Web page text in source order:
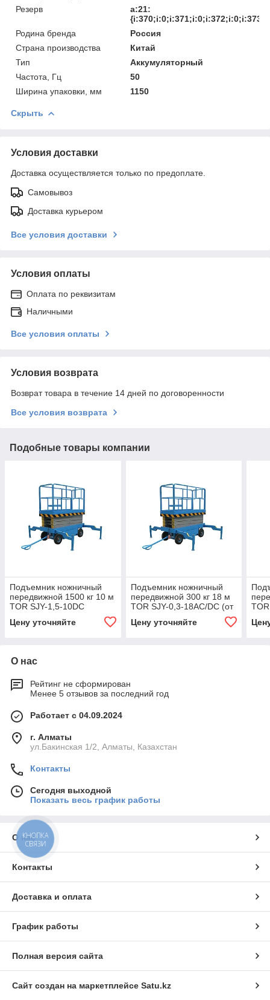
Резерв
a:21:
Родина бренда
Россия
Страна производства
Китай
Тип
Аккумуляторный
Частота, Гц
50
Ширина упаковки, мм
1150
Скрыть
Условия доставки
Доставка осуществляется только по предоплате.
Самовывоз
Доставка курьером
Все условия доставки
Условия оплаты
Оплата по реквизитам
Наличными
Все условия оплаты
Условия возврата
Возврат товара в течение 14 дней по договоренности
Все условия возврата
Подобные товары компании
Подъемник ножничный
передвижной 1500 кг 10 м
TOR SJY-1,5-10DC
Цену уточняйте
Подъемник ножничный
передвижной 300 кг 18 м
TOR SJY-0,3-18AC/DC (от
Цену уточняйте
О нас
Рейтинг не сформирован
Менее 5 отзывов за последний год
Работает с 04.09.2024
г. Алматы
ул.Бакинская 1/2, Алматы, Казахстан
Контакты
Сегодня выходной
Показать весь график работы
О нас
Контакты
Доставка и оплата
График работы
Полная версия сайта
Сайт создан на маркетплейсе Satu.kz
КНОПКА
СВЯЗИ